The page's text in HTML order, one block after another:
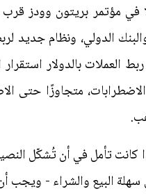
في مؤتمر بريتون وودز
الدولي، ونظام جديد لربط
بالدولار استقرار
متجاوزًا حتى
تأمل في أن تُشكّل
البيع والشراء - ويجب